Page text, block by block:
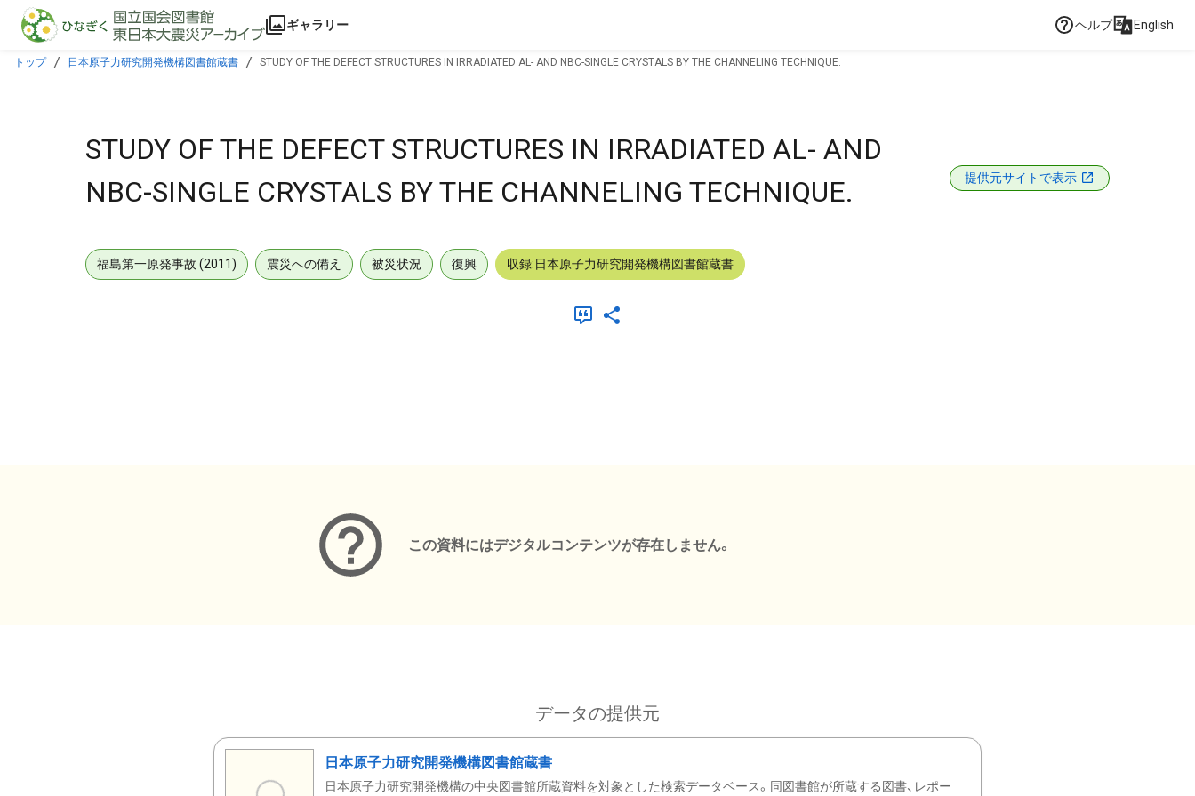
本文に飛ぶ
ギャラリー ヘルプ English
トップ 日本原子力研究開発機構図書館蔵書 STUDY OF THE DEFECT STRUCTURES IN IRRADIATED AL- AND NBC-SINGLE CRYSTALS BY THE CHANNELING TECHNIQUE.
STUDY OF THE DEFECT STRUCTURES IN IRRADIATED AL- AND
NBC-SINGLE CRYSTALS BY THE CHANNELING TECHNIQUE.
提供元サイトで表示
福島第一原発事故 (2011) 震災への備え 被災状況 復興 収録:日本原子力研究開発機構図書館蔵書
この資料にはデジタルコンテンツが存在しません。
データの提供元
日本原子力研究開発機構図書館蔵書
日本原子力研究開発機構の中央図書館所蔵資料を対象とした検索データベース。同図書館が所蔵する図書、レポー